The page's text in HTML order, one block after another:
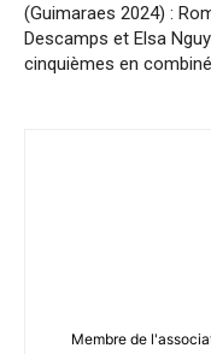
(Guimaraes 2024) :
Descamps et Elsa
cinquièmes en combiné
Membre de